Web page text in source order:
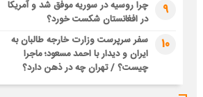
9
چرا روسیه در سوریه موفق شد و آمریکا
در افغانستان شکست خورد؟
10
سفر سرپرست وزارت خارجه طالبان به
ایران و دیدار با احمد مسعود؛ ماجرا
چیست؟ / تهران چه در ذهن دارد؟